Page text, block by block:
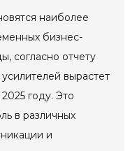
наиболее
бизнес-
согласно отчету
вырастет
году. Это
в различных
и